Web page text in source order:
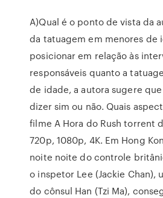
A)Qual é o ponto de vista da
da tatuagem em menores de
posicionar em relação às
responsáveis quanto a
de idade, a autora sugere
dizer sim ou não. Quais
filme A Hora do Rush torrent
720p, 1080p, 4K. Em Hong
noite noite do controle
o inspetor Lee (Jackie Chan),
do cônsul Han (Tzi Ma),